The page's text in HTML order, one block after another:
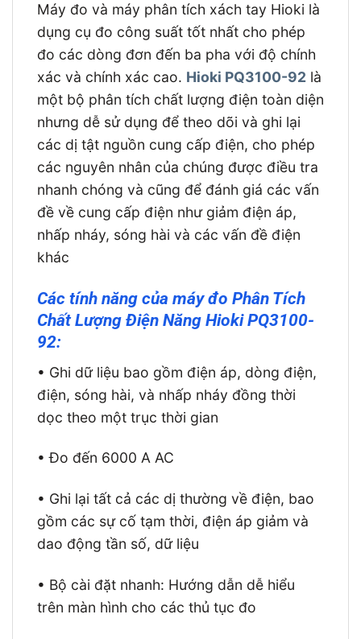
Máy đo và máy phân tích xách tay Hioki là
dụng cụ đo công suất tốt nhất cho phép
đo các dòng đơn đến ba pha với độ chính
xác và chính xác cao. Hioki PQ3100-92 là
một bộ phân tích chất lượng điện toàn diện
nhưng dễ sử dụng để theo dõi và ghi lại
các dị tật nguồn cung cấp điện, cho phép
các nguyên nhân của chúng được điều tra
nhanh chóng và cũng để đánh giá các vấn
đề về cung cấp điện như giảm điện áp,
nhấp nháy, sóng hài và các vấn đề điện
khác
Các tính năng của máy đo Phân Tích
Chất Lượng Điện Năng Hioki PQ3100-
92:
• Ghi dữ liệu bao gồm điện áp, dòng điện,
điện, sóng hài, và nhấp nháy đồng thời
dọc theo một trục thời gian
• Đo đến 6000 A AC
• Ghi lại tất cả các dị thường về điện, bao
gồm các sự cố tạm thời, điện áp giảm và
dao động tần số, dữ liệu
• Bộ cài đặt nhanh: Hướng dẫn dễ hiểu
trên màn hình cho các thủ tục đo